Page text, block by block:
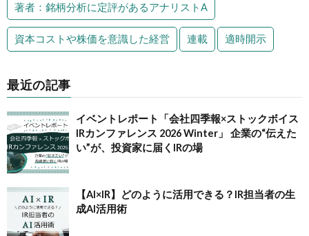
著者：銘柄分析に定評があるアナリストA
資本コストや株価を意識した経営 連載 適時開示
最近の記事
イベントレポート「会社四季報×ストックボイス
IRカンファレンス 2026 Winter」 企業の“伝えた
い”が、投資家に届くIRの場
【AI×IR】どのように活用できる？IR担当者の生
成AI活用術